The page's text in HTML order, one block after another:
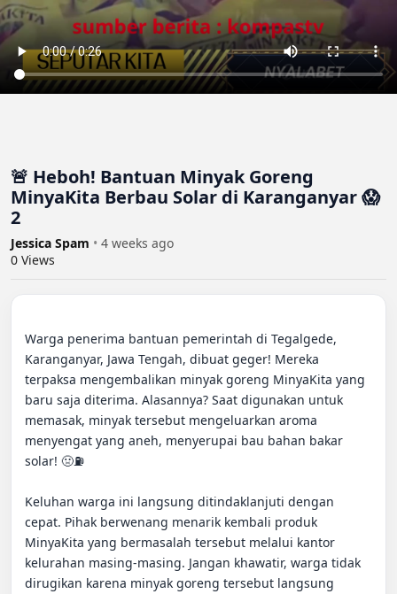
🚨 Heboh! Bantuan Minyak Goreng
MinyaKita Berbau Solar di Karanganyar 😱
2
Jessica Spam • 4 weeks ago
0 Views
Warga penerima bantuan pemerintah di Tegalgede,
Karanganyar, Jawa Tengah, dibuat geger! Mereka
terpaksa mengembalikan minyak goreng MinyaKita yang
baru saja diterima. Alasannya? Saat digunakan untuk
memasak, minyak tersebut mengeluarkan aroma
menyengat yang aneh, menyerupai bau bahan bakar
solar! 🤢⛽️
Keluhan warga ini langsung ditindaklanjuti dengan
cepat. Pihak berwenang menarik kembali produk
MinyaKita yang bermasalah tersebut melalui kantor
kelurahan masing-masing. Jangan khawatir, warga tidak
dirugikan karena minyak goreng tersebut langsung